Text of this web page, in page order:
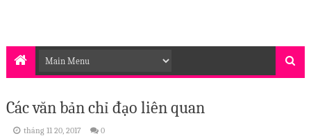
Các văn bản chỉ đạo liên quan
tháng 11 20, 2017 0